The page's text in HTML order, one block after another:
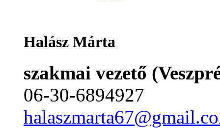
Halász Márta
szakmai vezető
06-30-6894927